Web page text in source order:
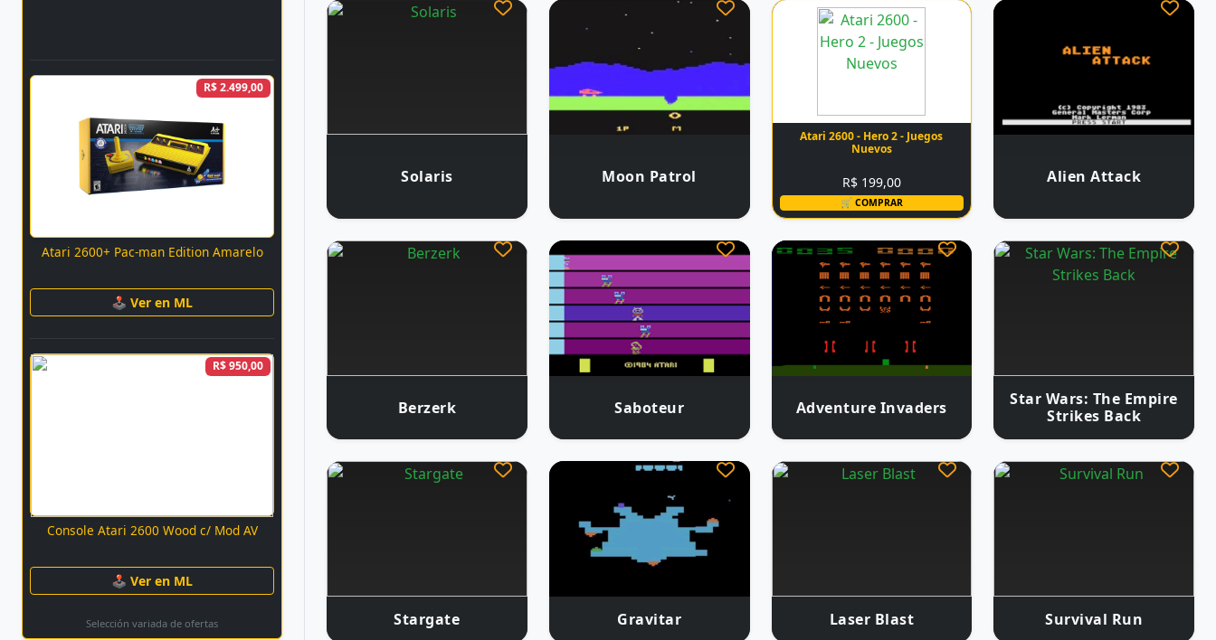
R$ 2.499,00
Atari 2600+ Pac-man Edition Amarelo
🕹 Ver en ML
R$ 950,00
Console Atari 2600 Wood c/ Mod AV
🕹 Ver en ML
Selección variada de ofertas
Solaris Moon Patrol
Atari 2600 - Hero 2 - Juegos
Nuevos
R$ 199,00
🛒 COMPRAR
Alien Attack
Berzerk Saboteur Adventure Invaders
Star Wars: The Empire
Strikes Back
Stargate Gravitar Laser Blast Survival Run